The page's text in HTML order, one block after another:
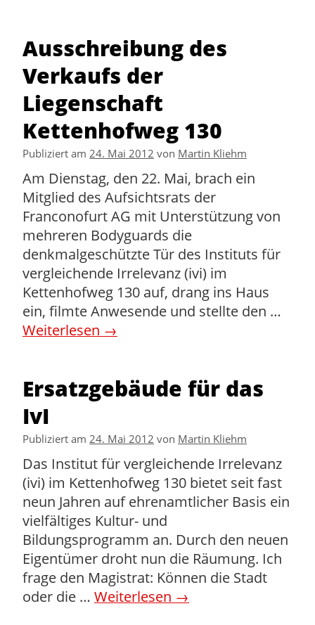
Ausschreibung des
Verkaufs der
Liegenschaft
Kettenhofweg 130
Publiziert am 24. Mai 2012 von Martin Kliehm
Am Dienstag, den 22. Mai, brach ein
Mitglied des Aufsichtsrats der
Franconofurt AG mit Unterstützung von
mehreren Bodyguards die
denkmalgeschützte Tür des Instituts für
vergleichende Irrelevanz (ivi) im
Kettenhofweg 130 auf, drang ins Haus
ein, filmte Anwesende und stellte den …
Weiterlesen →
Ersatzgebäude für das
IvI
Publiziert am 24. Mai 2012 von Martin Kliehm
Das Institut für vergleichende Irrelevanz
(ivi) im Kettenhofweg 130 bietet seit fast
neun Jahren auf ehrenamtlicher Basis ein
vielfältiges Kultur- und
Bildungsprogramm an. Durch den neuen
Eigentümer droht nun die Räumung. Ich
frage den Magistrat: Können die Stadt
oder die … Weiterlesen →